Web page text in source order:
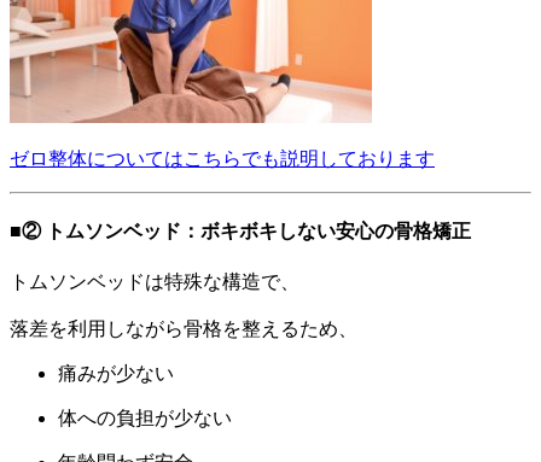
ゼロ整体についてはこちらでも説明しております
■② トムソンベッド：ボキボキしない安心の骨格矯正
トムソンベッドは特殊な構造で、
落差を利用しながら骨格を整えるため、
痛みが少ない
体への負担が少ない